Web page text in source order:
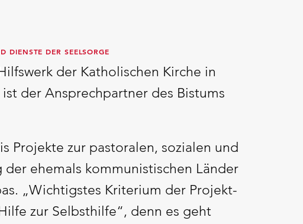
DIENSTE DER SEELSORGE
der Katholischen Kirche in
der Ansprechpartner des Bistums
Projekte zur pastoralen, sozialen und
ehemals kommunistischen Länder
„Wichtigstes Kriterium der Projekt-
zur Selbsthilfe“, denn es geht